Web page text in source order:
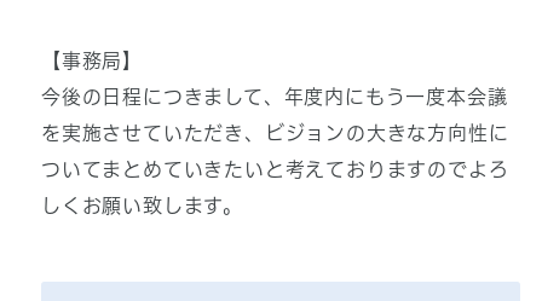
【事務局】
今後の日程につきまして、年度内にもう一度本会議
を実施させていただき、ビジョンの大きな方向性に
ついてまとめていきたいと考えておりますのでよろ
しくお願い致します。